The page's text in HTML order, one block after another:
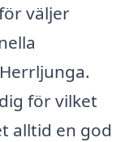
väljer
för vilket
alltid en god